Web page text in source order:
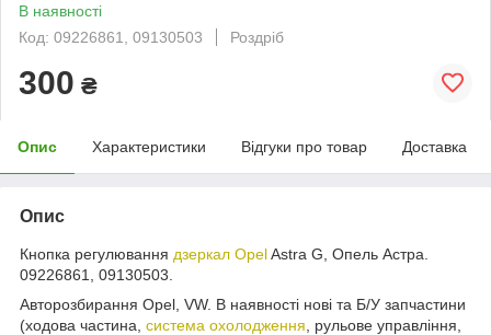
В наявності
Код: 09226861, 09130503
Роздріб
300 ₴
Опис Характеристики Відгуки про товар Доставка
Опис
Кнопка регулювання дзеркал OpelAstra G, Опель Астра.
09226861, 09130503.
Авторозбирання Opel, VW. В наявності нові та Б/У запчастини
(ходова частина, система охолодження , рульове управління,